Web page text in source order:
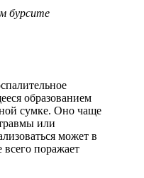
бурсите
образованием
сумке. Оно чаще
или
может в
поражает